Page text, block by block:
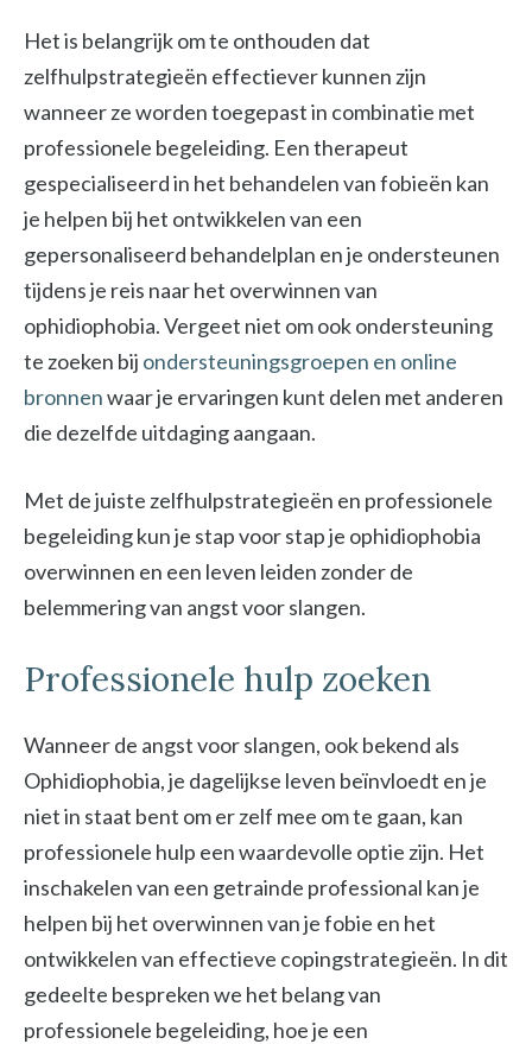
Het is belangrijk om te onthouden dat
zelfhulpstrategieën effectiever kunnen zijn
wanneer ze worden toegepast in combinatie met
professionele begeleiding. Een therapeut
gespecialiseerd in het behandelen van fobieën kan
je helpen bij het ontwikkelen van een
gepersonaliseerd behandelplan en je ondersteunen
tijdens je reis naar het overwinnen van
ophidiophobia. Vergeet niet om ook ondersteuning
te zoeken bij ondersteuningsgroepen en online
bronnenwaar je ervaringen kunt delen met anderen
die dezelfde uitdaging aangaan.
Met de juiste zelfhulpstrategieën en professionele
begeleiding kun je stap voor stap je ophidiophobia
overwinnen en een leven leiden zonder de
belemmering van angst voor slangen.
Professionele hulp zoeken
Wanneer de angst voor slangen, ook bekend als
Ophidiophobia, je dagelijkse leven beïnvloedt en je
niet in staat bent om er zelf mee om te gaan, kan
professionele hulp een waardevolle optie zijn. Het
inschakelen van een getrainde professional kan je
helpen bij het overwinnen van je fobie en het
ontwikkelen van effectieve copingstrategieën. In dit
gedeelte bespreken we het belang van
professionele begeleiding, hoe je een